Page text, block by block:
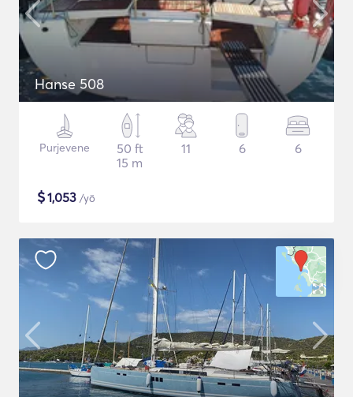
Hanse 508
Purjevene
50 ft
15 m
11 6 6
$1,053 /yö